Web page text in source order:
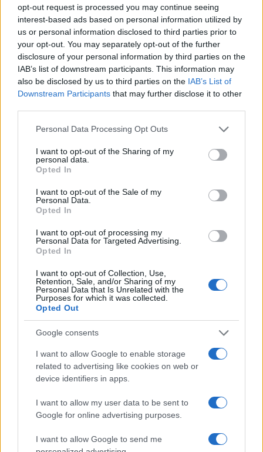
opt-out request is processed you may continue seeing
interest-based ads based on personal information utilized by
us or personal information disclosed to third parties prior to
your opt-out. You may separately opt-out of the further
disclosure of your personal information by third parties on the
IAB’s list of downstream participants. This information may
also be disclosed by us to third parties on the IAB’s List of
Downstream Participants that may further disclose it to other
Please note that this website/app uses one or more Google
not limited to your visit or usage behaviour. You may click to
grant or deny consent to Google and its third-party tags to
use your data for below specified purposes in below Google
consent section.
Personal Data Processing Opt Outs
I want to opt-out of the Sharing of my
personal data.
Opted In
I want to opt-out of the Sale of my
Personal Data.
Opted In
I want to opt-out of processing my
Personal Data for Targeted Advertising.
Opted In
I want to opt-out of Collection, Use,
Retention, Sale, and/or Sharing of my
Personal Data that Is Unrelated with the
Purposes for which it was collected.
Opted Out
Google consents
I want to allow Google to enable storage
related to advertising like cookies on web or
device identifiers in apps.
I want to allow my user data to be sent to
Google for online advertising purposes.
I want to allow Google to send me
AUTORE
AiAdhubMedia
Continua a leggere
ESG NEWS